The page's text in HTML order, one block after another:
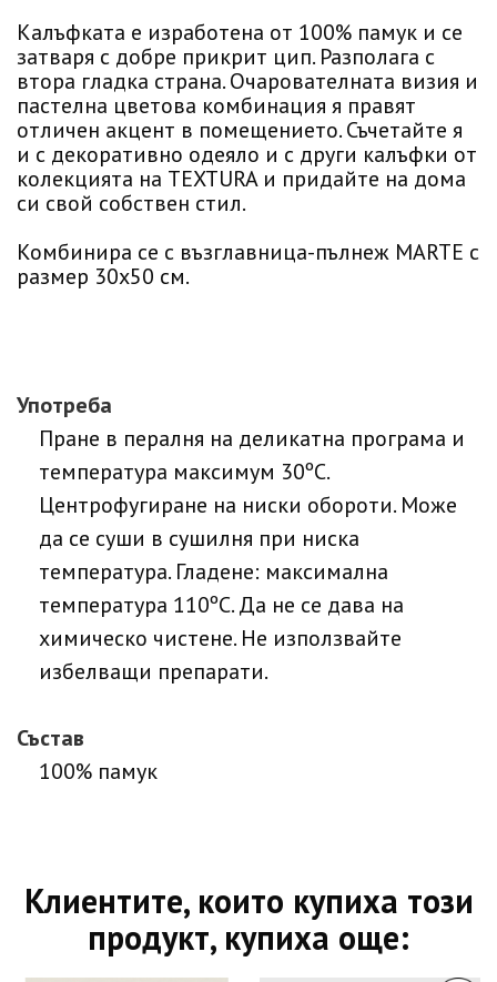
Калъфката е изработена от 100% памук и се
затваря с добре прикрит цип. Разполага с
втора гладка страна. Очарователната визия и
пастелна цветова комбинация я правят
отличен акцент в помещението. Съчетайте я
и с декоративно одеяло и с други калъфки от
колекцията на TEXTURA и придайте на дома
си свой собствен стил.
Комбинира се с възглавница-пълнеж MARTE с
размер 30х50 см.
Употреба
Пране в пералня на деликатна програма и
температура максимум 30ºC.
Центрофугиране на ниски обороти. Може
да се суши в сушилня при ниска
температура. Гладене: максимална
температура 110ºC. Да не се дава на
химическо чистене. Не използвайте
избелващи препарати.
Състав
100% памук
Клиентите, които купиха този
продукт, купиха още: